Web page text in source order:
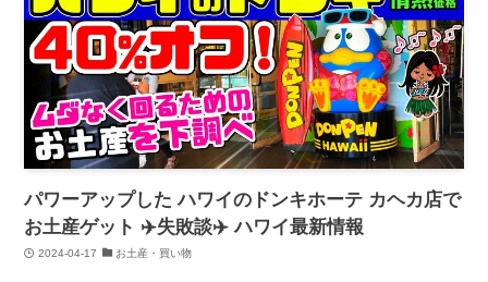
パワーアップした ハワイのドンキホーテ カヘカ店で
お土産ゲット ✈️失敗談✈️ ハワイ最新情報
2024-04-17 お土産・買い物